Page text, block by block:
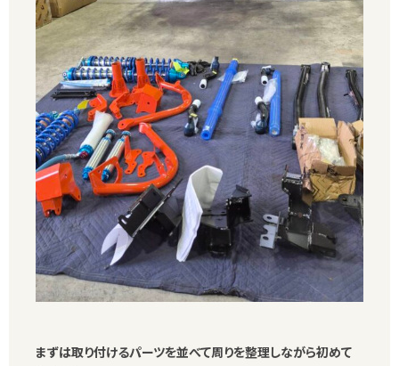
まずは取り付けるパーツを並べて周りを整理しながら初めて